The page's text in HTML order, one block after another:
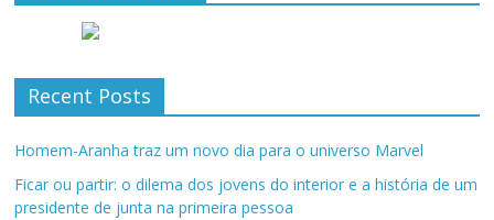
Recent Posts
Homem-Aranha traz um novo dia para o universo Marvel
Ficar ou partir: o dilema dos jovens do interior e a história de um
presidente de junta na primeira pessoa